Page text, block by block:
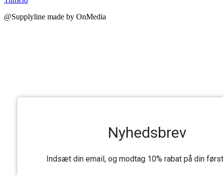
@Supplyline made by OnMedia
Nyhedsbrev
Indsæt din email, og modtag 10% rabat på din